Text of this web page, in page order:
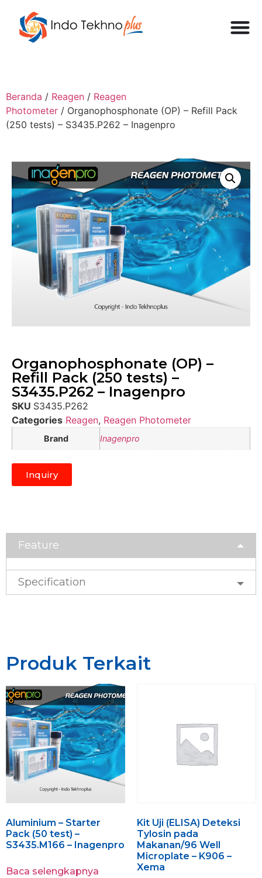
Beranda / Reagen / Reagen
Photometer / Organophosphonate (OP) – Refill Pack
(250 tests) – S3435.P262 – Inagenpro
Organophosphonate (OP) –
Refill Pack (250 tests) –
S3435.P262 – Inagenpro
SKU S3435.P262
Categories Reagen, Reagen Photometer
Brand Inagenpro
Inquiry
Feature
Specification
Produk Terkait
Aluminium – Starter
Pack (50 test) –
S3435.M166 – Inagenpro
Baca selengkapnya
Kit Uji (ELISA) Deteksi
Tylosin pada
Makanan/96 Well
Microplate – K906 –
Xema